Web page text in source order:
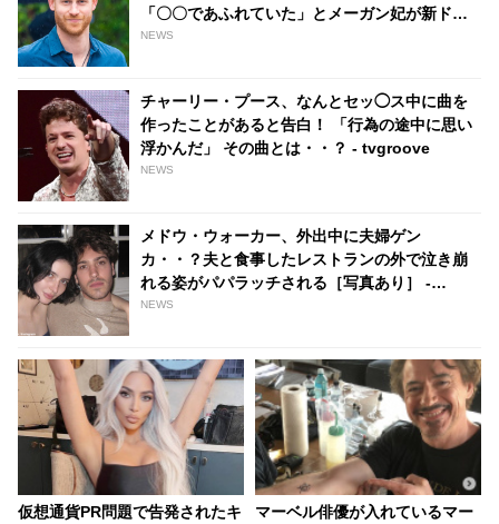
「〇〇であふれていた」とメーガン妃が新ドキ
ュメンタリーで告白 - tvgroove
NEWS
チャーリー・プース、なんとセッ◯ス中に曲を
作ったことがあると告白！ 「行為の途中に思い
浮かんだ」 その曲とは・・？ - tvgroove
NEWS
メドウ・ウォーカー、外出中に夫婦ゲン
カ・・？夫と食事したレストランの外で泣き崩
れる姿がパパラッチされる［写真あり］ -
tvgroove
NEWS
仮想通貨PR問題で告発されたキ
マーベル俳優が入れているマー